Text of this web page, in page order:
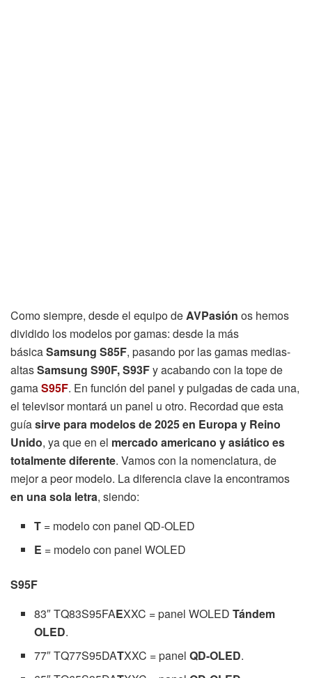
Como siempre, desde el equipo deAVPasión os hemos
dividido los modelos por gamas: desde la más
básicaSamsung S85F, pasando por las gamas medias-
altasSamsung S90F, S93Fy acabando con la tope de
gamaS95F. En función del panel y pulgadas de cada una,
el televisor montará un panel u otro. Recordad que esta
guíasirve para modelos de 2025 en Europa y Reino
Unido, ya que en el mercado americano y asiático es
totalmente diferente. Vamos con la nomenclatura, de
mejor a peor modelo. La diferencia clave la encontramos
en una sola letra, siendo:
T = modelo con panel QD-OLED
E = modelo con panel WOLED
S95F
83″ TQ83S95FAEXXC = panel WOLEDTándem
OLED.
77″ TQ77S95DATXXC = panelQD-OLED.